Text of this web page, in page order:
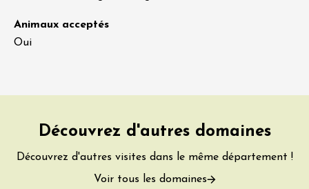
Animaux acceptés
Oui
Découvrez d'autres domaines
Découvrez d'autres visites dans le même département !
Voir tous les domaines